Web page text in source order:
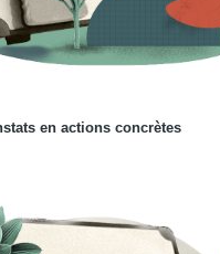
en actions concrètes